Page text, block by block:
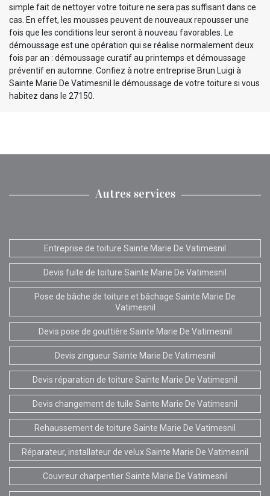
simple fait de nettoyer votre toiture ne sera pas suffisant dans ce
cas. En effet, les mousses peuvent de nouveaux repousser une
fois que les conditions leur seront à nouveau favorables. Le
démoussage est une opération qui se réalise normalement deux
fois par an : démoussage curatif au printemps et démoussage
préventif en automne. Confiez à notre entreprise Brun Luigi à
Sainte Marie De Vatimesnil le démoussage de votre toiture si vous
habitez dans le 27150.
Autres services
Entreprise de toiture Sainte Marie De Vatimesnil
Devis fuite de toiture Sainte Marie De Vatimesnil
Pose de bâche de toiture et bâchage Sainte Marie De
Vatimesnil
Devis pose de gouttière Sainte Marie De Vatimesnil
Devis zingueur Sainte Marie De Vatimesnil
Devis réparation de toiture Sainte Marie De Vatimesnil
Devis changement de tuile Sainte Marie De Vatimesnil
Rehaussement de toiture Sainte Marie De Vatimesnil
Réparateur, installateur de velux Sainte Marie De Vatimesnil
Couvreur charpentier Sainte Marie De Vatimesnil